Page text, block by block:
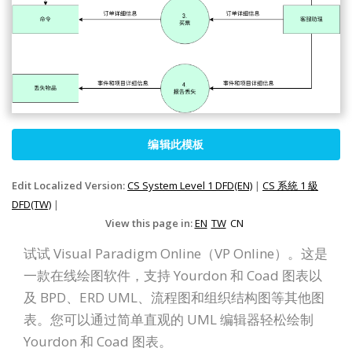
编辑此模板
Edit Localized Version:CS System Level 1 DFD(EN) | CS 系統 1 級
DFD(TW) |
View this page in:EN TW CN
试试 Visual Paradigm Online（VP Online）。这是
一款在线绘图软件，支持 Yourdon 和 Coad 图表以
及 BPD、ERD UML、流程图和组织结构图等其他图
表。您可以通过简单直观的 UML 编辑器轻松绘制
Yourdon 和 Coad 图表。